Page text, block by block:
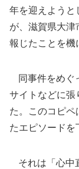
年を迎えようと
が、滋賀県大津
報じたことを機
同事件をめぐ
サイトなどに張
た。このコピ
たエピソードを
それは「心中